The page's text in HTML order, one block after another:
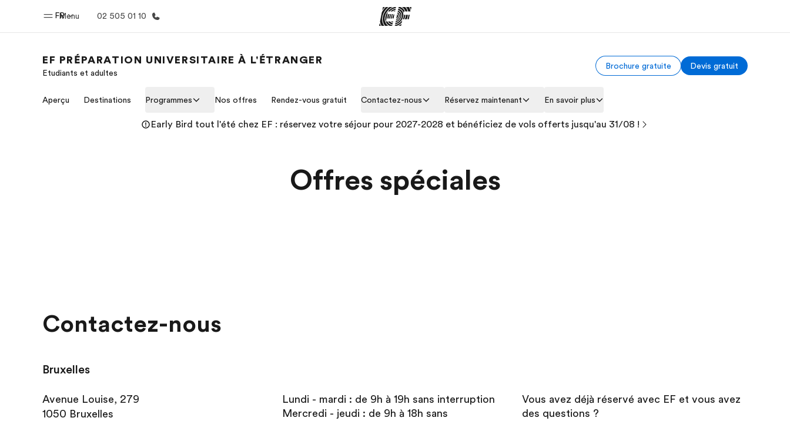
Menu
FR 02 505 01 10
Bienvenue chez EF Nos offres Trouver un bureau Qui sommes-nous ?
EF PRÉPARATION UNIVERSITAIRE À L'ÉTRANGER
Etudiants et adultes
Brochure gratuite Devis gratuit
Aperçu Destinations Programmes Nos offres Rendez-vous gratuit Contactez-nous Réservez maintenant En savoir plus
Early Bird tout l'été chez EF : réservez votre séjour pour 2027-2028 et bénéficiez de vols offerts jusqu'au 31/08 !
Offres spéciales
Contactez-nous
Bruxelles
Avenue Louise, 279
1050 Bruxelles
Lundi - mardi : de 9h à 19h sans interruption
Mercredi - jeudi : de 9h à 18h sans
Vous avez déjà réservé avec EF et vous avez
des questions ?